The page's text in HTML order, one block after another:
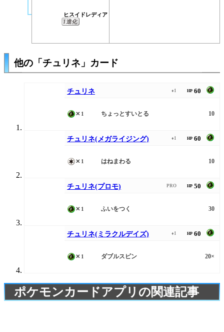
ヒスイドレディア
1進化
他の「チュリネ」カード
チュリネ ♦1 HP 60
✕1 ちょっとすいとる 10
チュリネ(メガライジング) ♦1 HP 60
✕1 はねまわる 10
チュリネ(プロモ) PRO HP 50
✕1 ふいをつく 30
チュリネ(ミラクルデイズ) ♦1 HP 60
✕1 ダブルスピン 20×
ポケモンカードアプリの関連記事